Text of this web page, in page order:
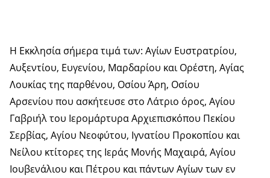
Η Εκκλησία σήμερα τιμά των: Αγίων Ευστρατρίου,
Αυξεντίου, Ευγενίου, Μαρδαρίου και Ορέστη, Αγίας
Λουκίας της παρθένου, Οσίου Άρη, Οσίου
Αρσενίου που ασκήτευσε στο Λάτριο όρος, Αγίου
Γαβριήλ του Ιερομάρτυρα Αρχιεπισκόπου Πεκίου
Σερβίας, Αγίου Νεοφύτου, Ιγνατίου Προκοπίου και
Νείλου κτίτορες της Ιεράς Μονής Μαχαιρά, Αγίου
Ιουβενάλιου και Πέτρου και πάντων Αγίων των εν